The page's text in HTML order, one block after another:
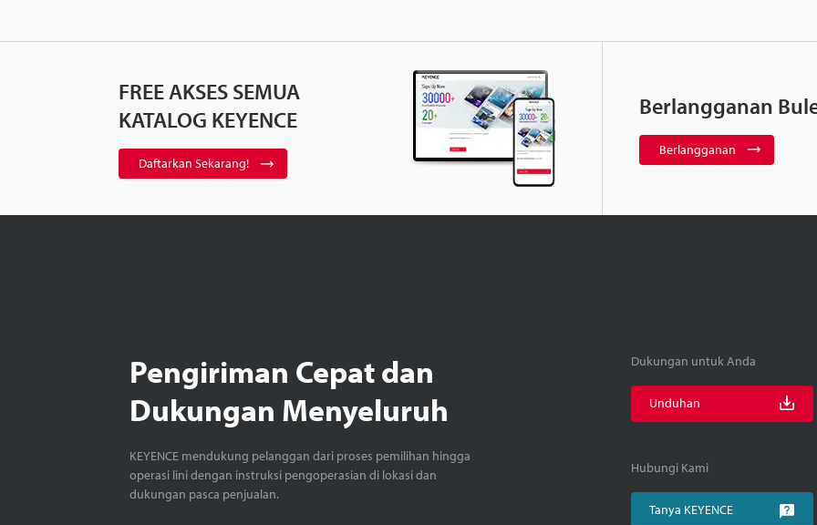
FREE AKSES SEMUA
KATALOG KEYENCE
Daftarkan Sekarang!
Berlangganan
Berlangganan
Pengiriman Cepat dan
Dukungan Menyeluruh
KEYENCE mendukung pelanggan dari proses pemilihan hingga
operasi lini dengan instruksi pengoperasian di lokasi dan
dukungan pasca penjualan.
Dukungan untuk Anda
Unduhan
Hubungi Kami
Tanya KEYENCE